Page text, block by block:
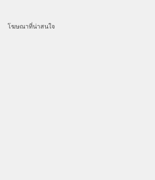
โฆษณาที่น่าสนใจ